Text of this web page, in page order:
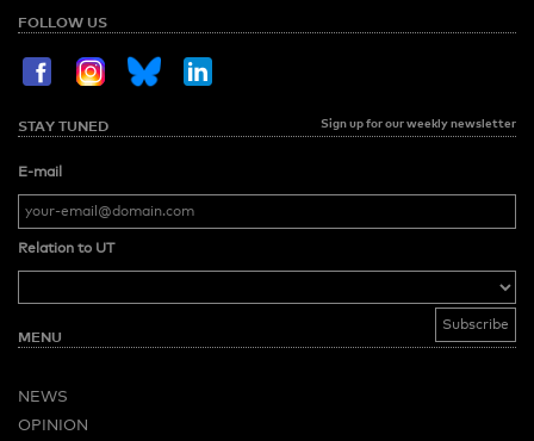
FOLLOW US
STAY TUNED Sign up for our weekly newsletter
E-mail
Relation to UT
MENU
NEWS
OPINION